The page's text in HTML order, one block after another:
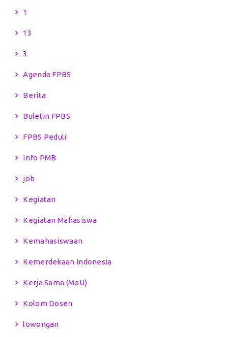
1
13
3
Agenda FPBS
Berita
Buletin FPBS
FPBS Peduli
Info PMB
job
Kegiatan
Kegiatan Mahasiswa
Kemahasiswaan
Kemerdekaan Indonesia
Kerja Sama (MoU)
Kolom Dosen
lowongan